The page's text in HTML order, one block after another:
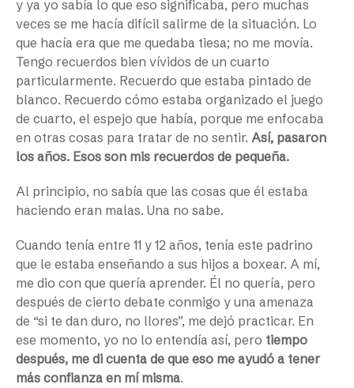
y ya yo sabía lo que eso significaba, pero muchas
veces se me hacía difícil salirme de la situación. Lo
que hacía era que me quedaba tiesa; no me movía.
Tengo recuerdos bien vívidos de un cuarto
particularmente. Recuerdo que estaba pintado de
blanco. Recuerdo cómo estaba organizado el juego
de cuarto, el espejo que había, porque me enfocaba
en otras cosas para tratar de no sentir. Así, pasaron
los años. Esos son mis recuerdos de pequeña.
Al principio, no sabía que las cosas que él estaba
haciendo eran malas. Una no sabe.
Cuando tenía entre 11 y 12 años, tenía este padrino
que le estaba enseñando a sus hijos a boxear. A mí,
me dio con que quería aprender. Él no quería, pero
después de cierto debate conmigo y una amenaza
de “si te dan duro, no llores”, me dejó practicar. En
ese momento, yo no lo entendía así, pero tiempo
después, me di cuenta de que eso me ayudó a tener
más confianza en mí misma.